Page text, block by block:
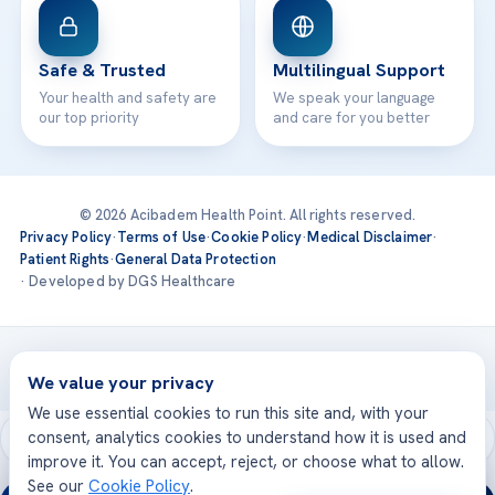
Safe & Trusted
Your health and safety are
our top priority
Multilingual Support
We speak your language
and care for you better
© 2026 Acibadem Health Point. All rights reserved.
Privacy Policy·Terms of Use·Cookie Policy·Medical Disclaimer·
Patient Rights·General Data Protection
· Developed by DGS Healthcare
Treatments are delivered at our JCI-accredited hospitals —
Acıbadem International
We value your privacy
We use essential cookies to run this site and, with your
consent, analytics cookies to understand how it is used and
improve it. You can accept, reject, or choose what to allow.
See our Cookie Policy.
24/7